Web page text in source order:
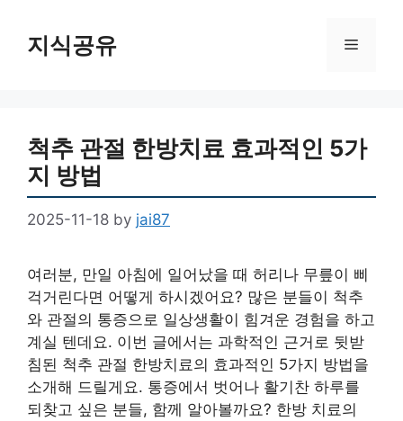
content지식공유 Menu
척추 관절 한방치료 효과적인 5가
지 방법
2025-11-18 by jai87
여러분, 만일 아침에 일어났을 때 허리나 무릎이 삐
걱거린다면 어떻게 하시겠어요? 많은 분들이 척추
와 관절의 통증으로 일상생활이 힘겨운 경험을 하고
계실 텐데요. 이번 글에서는 과학적인 근거로 뒷받
침된 척추 관절 한방치료의 효과적인 5가지 방법을
소개해 드릴게요. 통증에서 벗어나 활기찬 하루를
되찾고 싶은 분들, 함께 알아볼까요? 한방 치료의